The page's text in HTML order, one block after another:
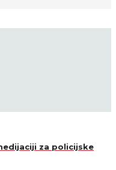
za policijske